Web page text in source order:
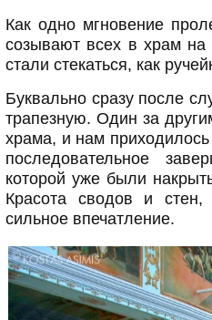
Как одно мгновение
созывают всех в храм
стали стекаться, как
Буквально сразу после
трапезную. Один за
храма, и нам приходилось
последовательное
которой уже были
Красота сводов и стен,
сильное впечатление.